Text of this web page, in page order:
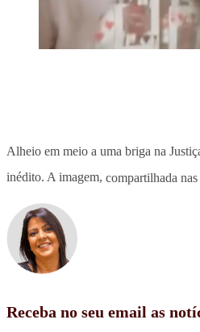
Alheio em meio a uma briga na
inédito. A imagem, compartilhada
Receba no seu email as